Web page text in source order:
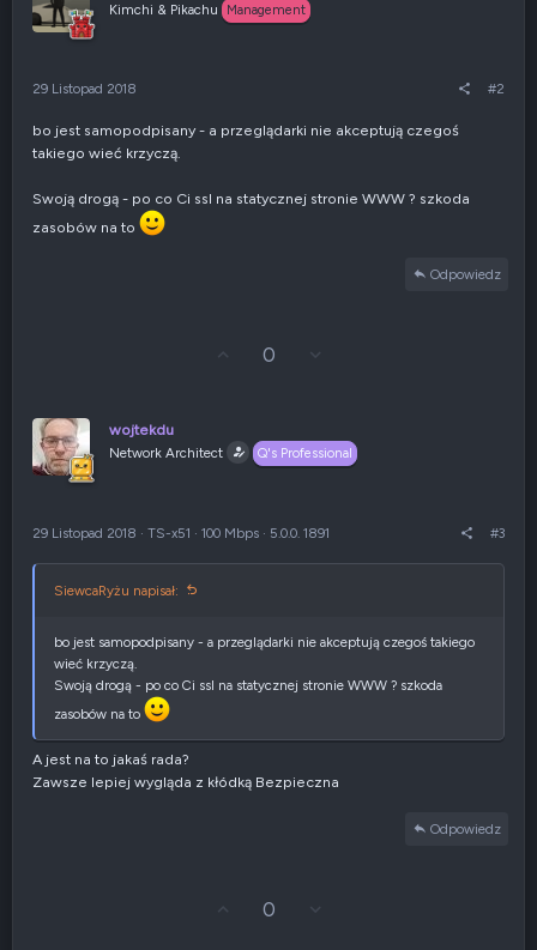
Kimchi & Pikachu Management
29 Listopad 2018 #2
bo jest samopodpisany - a przeglądarki nie akceptują czegoś
takiego wieć krzyczą.
Swoją drogą - po co Ci ssl na statycznej stronie WWW ? szkoda
zasobów na to
Odpowiedz
j
r
ę
0
z
e
e
n
e
y
n
e
wojtekdu
Network Architect Q's Professional
29 Listopad 2018 · TS-x51 · 100 Mbps · 5.0.0. 1891 #3
SiewcaRyżu napisał:
bo jest samopodpisany - a przeglądarki nie akceptują czegoś takiego
wieć krzyczą.
Swoją drogą - po co Ci ssl na statycznej stronie WWW ? szkoda
zasobów na to
A jest na to jakaś rada?
Zawsze lepiej wygląda z kłódką Bezpieczna
Odpowiedz
0